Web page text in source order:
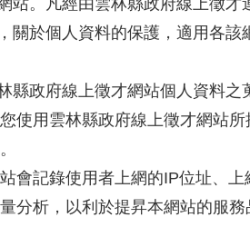
站。凡經由雲林縣政府線上徵
關於個人資料的保護，適用各該
縣政府線上徵才網站個人資料之
使用雲林縣政府線上徵才網站
會記錄使用者上網的IP位址、
分析，以利於提昇本網站的服